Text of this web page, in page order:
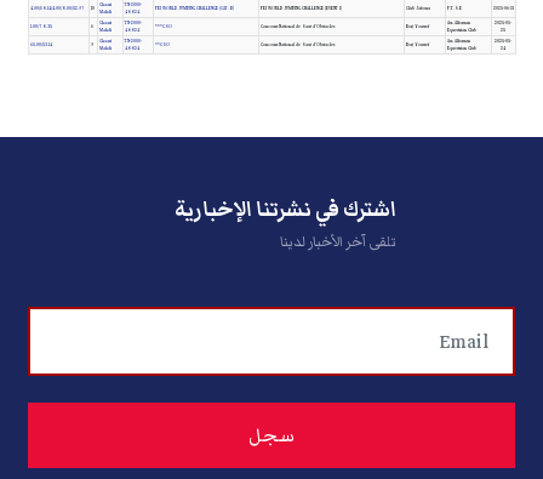
2025-06-21
F.T.S.E
Club Jafoura
FEI WORLD JUMPING CHALLENGE (EVENT 1)
FEI WORLD JUMPING CHALLENGE (CAT. B)
TN-2000-
48824
Chaari
Mahdi
10
4.00/68.14/4.00/8.00/52.97
2025-05-
25
Ass. Alforssan
Equestrian Club
Borj Youssef
Concours National de Saut d'Obstacles
CSO***
TN-2000-
48824
Chaari
Mahdi
6
1.00/78.35
2025-05-
24
Ass. Alforssan
Equestrian Club
Borj Youssef
Concours National de Saut d'Obstacles
CSO**
TN-2000-
48824
Chaari
Mahdi
9
65.00/53.14
اشترك في نشرتنا الإخبارية
تلقى آخر الأخبار لدينا